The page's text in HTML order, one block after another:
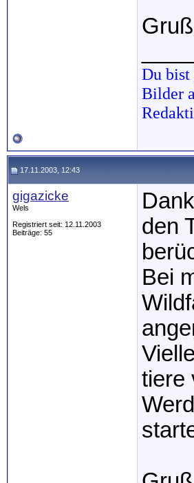
Du bist
Bilder
17.11.2003, 12:43
gigazicke
Wels
Registriert seit: 12.11.2003
Beiträge: 55
den
Bei
tiere